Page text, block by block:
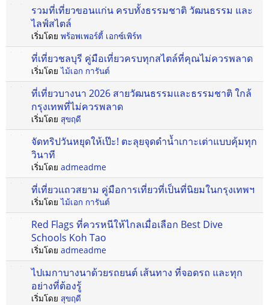
รวมที่เที่ยวขอนแก่น ครบทั้งธรรมชาติ วัฒนธรรม และ
ไลฟ์สไตล์
เริ่มโดย พร้อพเพอร์ตี้ เอกซ์เพิร์ท
ที่เที่ยวชลบุรี คู่มือเที่ยวครบทุกสไตล์ที่คุณไม่ควรพลาด
เริ่มโดยไม้เอก การันต์
ที่เที่ยวบางนา 2026 สายวัฒนธรรมและธรรมชาติ ใกล้
กรุงเทพที่ไม่ควรพลาด
เริ่มโดย สุขฤดี
จัดทริปวันหยุดให้เป๊ะ! ตะลุยจุดดำน้ำเกาะเต่าแบบคุ้มทุก
วินาที
เริ่มโดย admeadme
ที่เที่ยวแถวสยาม คู่มือการเที่ยวที่เป็นที่นิยมในกรุงเทพฯ
เริ่มโดยไม้เอก การันต์
Red Flags ที่ควรหนีให้ไกลเมื่อเลือก Best Dive
Schools Koh Tao
เริ่มโดย admeadme
ไปเมกาบางนาด้วยรถยนต์ เส้นทาง ที่จอดรถ และทุก
อย่างที่ต้องรู้
เริ่มโดย สุขฤดี